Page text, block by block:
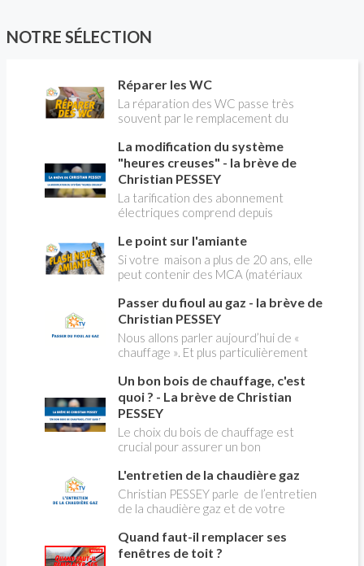
NOTRE SÉLECTION
Réparer les WC
La réparation des WC passe très
souvent par le remplacement du
expliquer
La modification du système
"heures creuses" - la brève de
Christian PESSEY
La tarification des abonnement
électriques comprend depuis
pleines, heures creuses. Aujourd'hui
Christian PESSEY vous explique tout
ce qu'il faut savoir sur la nouvelle
modification du système "heures
creuses" qui concerne près de 15
millions de Français !
Le point sur l'amiante
Si votre maison a plus de 20 ans, elle
peut contenir des MCA (matériaux
panique, on fait le point dans notre
flash news n°3 spéciale Amiante et
ses dangers avec Christian Pessey
Passer du fioul au gaz - la brève de
Christian PESSEY
Nous allons parler aujourd’hui de «
chauffage ». Et plus particulièrement
aborder l’abandon du fioul au profit du
gaz.
Un bon bois de chauffage, c'est
quoi ? - La brève de Christian
PESSEY
Le choix du bois de chauffage est
crucial pour assurer un bon
l'impact environnemental. Mais
comment reconnaître un bois de
qualité ? Plusieurs critères entrent en
jeu : le type d'essence, le taux
d'humidité, la densité et la saison de
coupe.
L'entretien de la chaudière gaz
Christian PESSEY parle de l’entretien
de la chaudière gaz et de votre
avez un système par radiateurs ou un
plancher chauffant, qui sont alimentés
Quand faut-il remplacer ses
fenêtres de toit ?